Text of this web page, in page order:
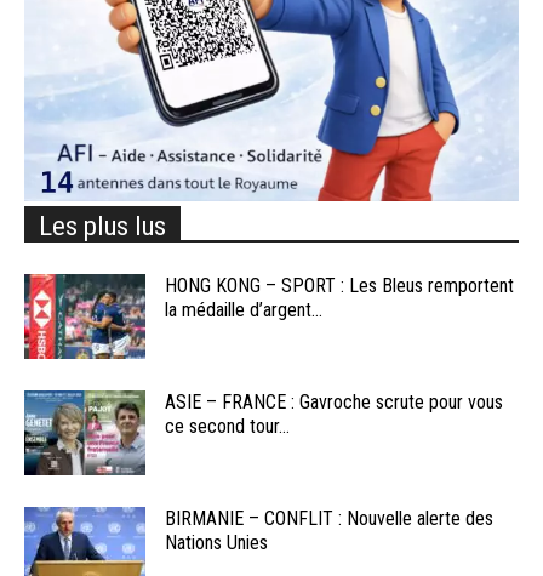
Les plus lus
HONG KONG – SPORT : Les Bleus remportent
la médaille d’argent...
ASIE – FRANCE : Gavroche scrute pour vous
ce second tour...
BIRMANIE – CONFLIT : Nouvelle alerte des
Nations Unies